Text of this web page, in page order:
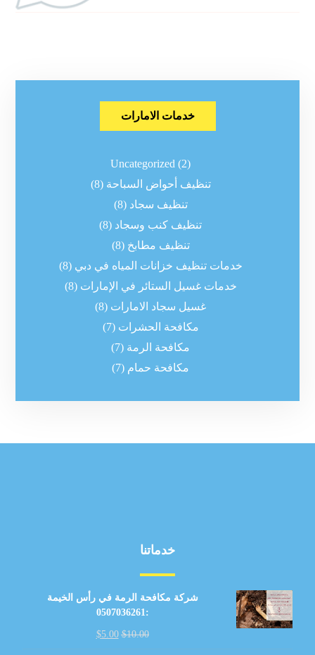
خدمات الامارات
Uncategorized (2)
تنظيف أحواض السباحة (8)
تنظيف سجاد (8)
تنظيف كنب وسجاد (8)
تنظيف مطابخ (8)
خدمات تنظيف خزانات المياه في دبي (8)
خدمات غسيل الستائر في الإمارات (8)
غسيل سجاد الامارات (8)
مكافحة الحشرات (7)
مكافحة الرمة (7)
مكافحة حمام (7)
خدماتنا
شركة مكافحة الرمة في رأس الخيمة
:0507036261
$10.00
$5.00